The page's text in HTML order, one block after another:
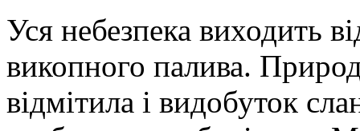
Уся небезпека виходить
викопного палива.
відмітила і видобуток